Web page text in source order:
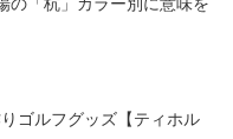
ゴルフグッズ【ティホル